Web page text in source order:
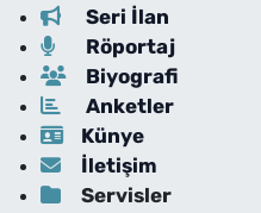
Seri İlan
Röportaj
Biyografi
Anketler
Künye
İletişim
Servisler